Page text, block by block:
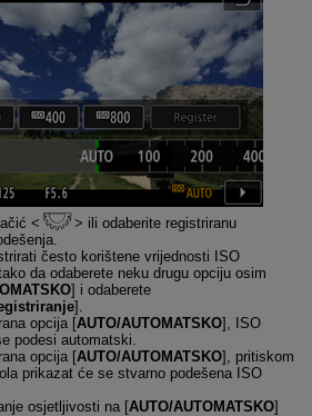
ili odaberite registriranu
često korištene vrijednosti ISO
da odaberete neku drugu opciju osim
] i odaberete
].
opcija [AUTO/AUTOMATSKO], ISO
podesi automatski.
opcija [AUTO/AUTOMATSKO], pritiskom
prikazat će se stvarno podešena ISO
osjetljivosti na [AUTO/AUTOMATSKO]